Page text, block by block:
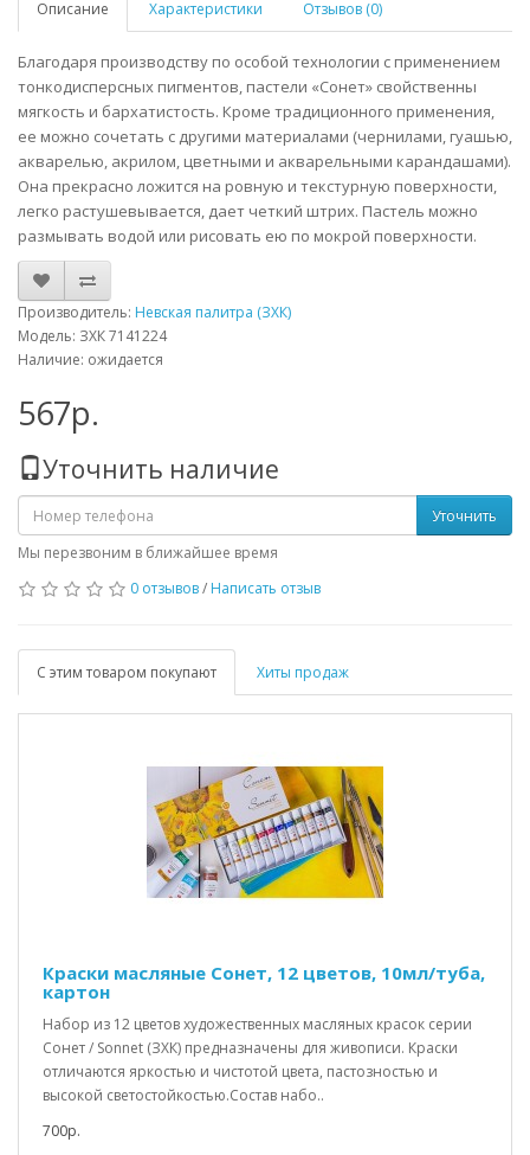
Описание Характеристики Отзывов (0)
Благодаря производству по особой технологии с применением
тонкодисперсных пигментов, пастели «Сонет» свойственны
мягкость и бархатистость. Кроме традиционного применения,
ее можно сочетать с другими материалами (чернилами, гуашью,
акварелью, акрилом, цветными и акварельными карандашами).
Она прекрасно ложится на ровную и текстурную поверхности,
легко растушевывается, дает четкий штрих. Пастель можно
размывать водой или рисовать ею по мокрой поверхности.
Производитель: Невская палитра (ЗХК)
Модель: ЗХК 7141224
Наличие: ожидается
567р.
Уточнить наличие
Уточнить
Мы перезвоним в ближайшее время
0 отзывов/ Написать отзыв
С этим товаром покупают Хиты продаж
Краски масляные Сонет, 12 цветов, 10мл/туба,
картон
Набор из 12 цветов художественных масляных красок серии
Сонет / Sonnet (ЗХК) предназначены для живописи. Краски
отличаются яркостью и чистотой цвета, пастозностью и
высокой светостойкостью.Состав набо..
700р.